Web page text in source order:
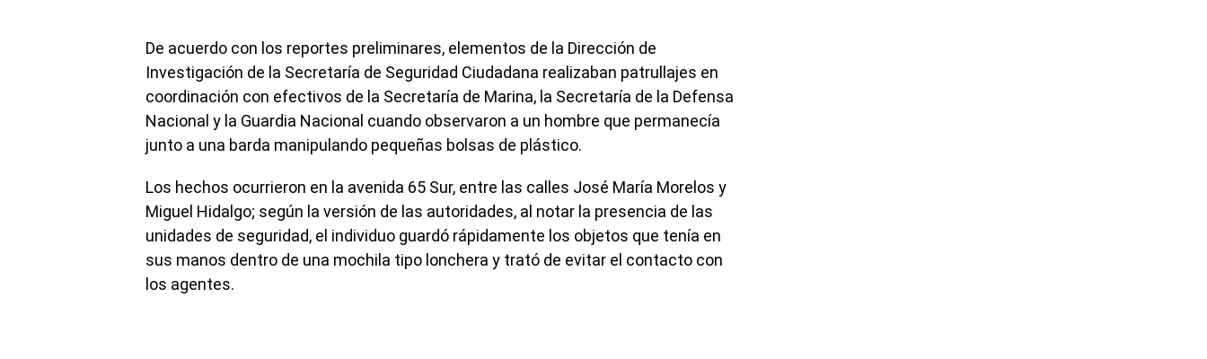
De acuerdo con los reportes preliminares, elementos de la Dirección de
Investigación de la Secretaría de Seguridad Ciudadana realizaban patrullajes en
coordinación con efectivos de la Secretaría de Marina, la Secretaría de la Defensa
Nacional y la Guardia Nacional cuando observaron a un hombre que permanecía
junto a una barda manipulando pequeñas bolsas de plástico.
Los hechos ocurrieron en la avenida 65 Sur, entre las calles José María Morelos y
Miguel Hidalgo; según la versión de las autoridades, al notar la presencia de las
unidades de seguridad, el individuo guardó rápidamente los objetos que tenía en
sus manos dentro de una mochila tipo lonchera y trató de evitar el contacto con
los agentes.